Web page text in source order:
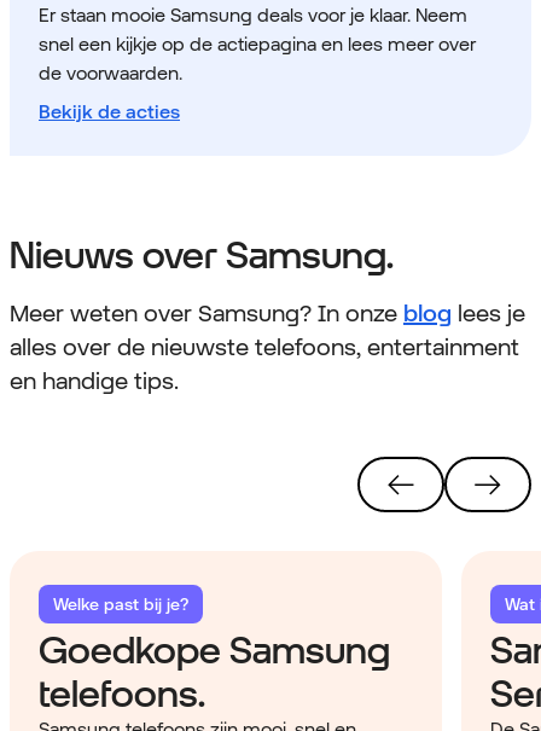
Er staan mooie Samsung deals voor je klaar. Neem
snel een kijkje op de actiepagina en lees meer over
de voorwaarden.
Bekijk de acties
Nieuws over Samsung.
Meer weten over Samsung? In onze blog lees je
alles over de nieuwste telefoons, entertainment
en handige tips.
Welke past bij je?
Goedkope Samsung
telefoons.
Wat